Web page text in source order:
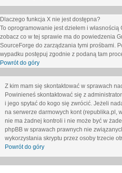
Dlaczego funkcja X nie jest dostępna?
To oprogramowanie jest dziełem i
zobacz co w tej sprawie ma do powiedzenia
SourceForge do zarządzania tymi prośbami.
wypadku postępuj zgodnie z podaną tam
Powrót do góry
Z kim mam się skontaktować w sprawach
Powinieneś skontaktować się z
i jego spytać do kogo się zwrócić. Jeżeli
na serwerze darmowych kont (republika.pl,
nie ma żadnej kontroli i nie może być w
phpBB w sprawach prawnych nie
wykorzystania skryptu przez osoby trzecie
Powrót do góry